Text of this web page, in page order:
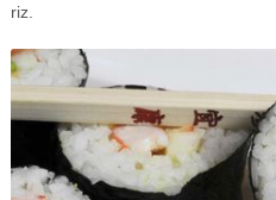
riz.